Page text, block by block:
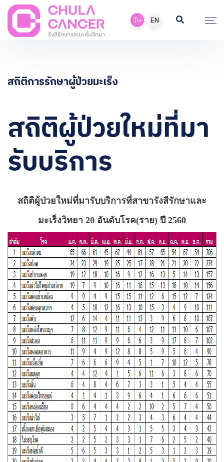
TH EN
สถิติการรักษาผู้ป่วยมะเร็ง
สถิติผู้ป่วยใหม่ที่มา
รับบริการ
สถิติผู้ป่วยใหม่ที่มารับบริการที่สาขารังสีรักษาและ
มะเร็งวิทยา 20 อันดับโรค(ราย) ปี 2560